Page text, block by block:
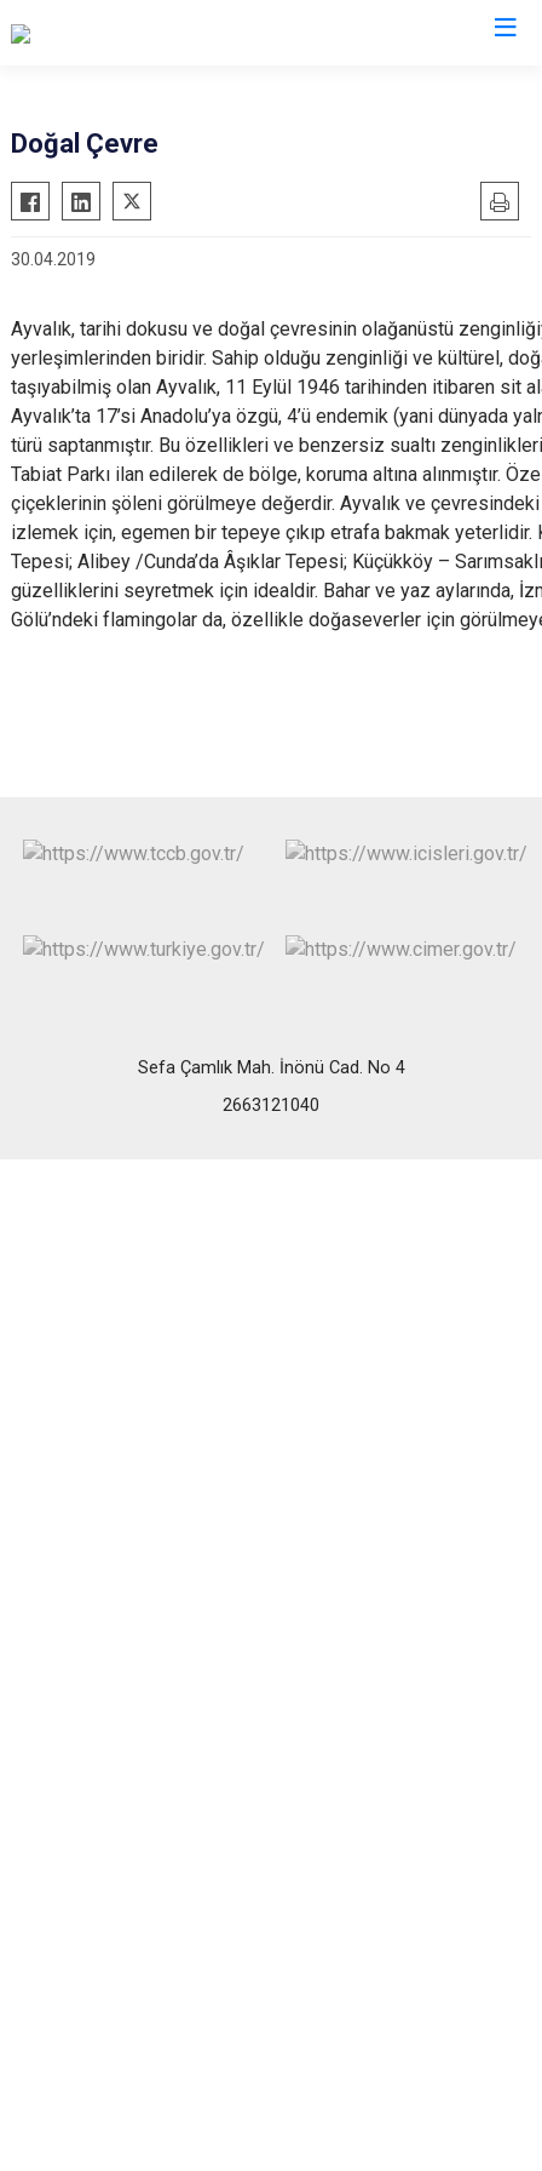
Ayvalık
Balya
Bandırma
Burhaniye
Dursunbey
Edremit
Erdek
Gömeç
Gönen
Marmara
Savaştepe
Sındırgı
Susurluk
Karesi
Altıeylül
Doğal Çevre
30.04.2019
Ayvalık, tarihi dokusu ve doğal çevresinin olağanüstü
yerleşimlerinden biridir. Sahip olduğu zenginliği ve kültürel,
taşıyabilmiş olan Ayvalık, 11 Eylül 1946 tarihinden itibaren sit
Ayvalık’ta 17’si Anadolu’ya özgü, 4’ü endemik (yani dünyada
türü saptanmıştır. Bu özellikleri ve benzersiz sualtı
Tabiat Parkı ilan edilerek de bölge, koruma altına alınmıştır.
çiçeklerinin şöleni görülmeye değerdir. Ayvalık ve
izlemek için, egemen bir tepeye çıkıp etrafa bakmak
Tepesi; Alibey /Cunda’da Âşıklar Tepesi; Küçükköy –
güzelliklerini seyretmek için idealdir. Bahar ve yaz aylarında,
Gölü’ndeki flamingolar da, özellikle doğaseverler için
Sefa Çamlık Mah. İnönü Cad. No 4
2663121040